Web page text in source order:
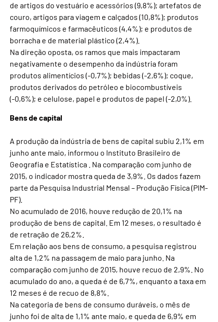
de artigos do vestuário e acessórios (9,8%); artefatos de
couro, artigos para viagem e calçados (10,8%); produtos
farmoquímicos e farmacêuticos (4,4%); e produtos de
borracha e de material plástico (2,4%).
Na direção oposta, os ramos que mais impactaram
negativamente o desempenho da indústria foram
produtos alimentícios (-0,7%); bebidas (-2,6%); coque,
produtos derivados do petróleo e biocombustíveis
(-0,6%); e celulose, papel e produtos de papel (-2,0%).
Bens de capital
A produção da indústria de bens de capital subiu 2,1% em
junho ante maio, informou o Instituto Brasileiro de
Geografia e Estatística . Na comparação com junho de
2015, o indicador mostra queda de 3,9%. Os dados fazem
parte da Pesquisa Industrial Mensal – Produção Física (PIM-
PF).
No acumulado de 2016, houve redução de 20,1% na
produção de bens de capital. Em 12 meses, o resultado é
de retração de 26,2%.
Em relação aos bens de consumo, a pesquisa registrou
alta de 1,2% na passagem de maio para junho. Na
comparação com junho de 2015, houve recuo de 2,9%. No
acumulado do ano, a queda é de 6,7%, enquanto a taxa em
12 meses é de recuo de 8,8%.
Na categoria de bens de consumo duráveis, o mês de
junho foi de alta de 1,1% ante maio, e queda de 6,9% em